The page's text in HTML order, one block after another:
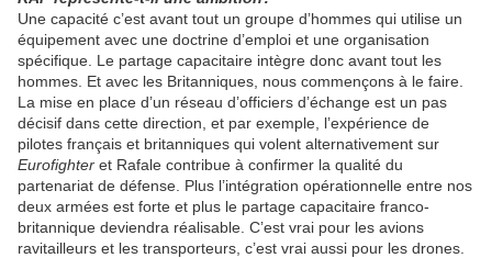
Une capacité c’est avant tout un groupe d’hommes qui utilise un
équipement avec une doctrine d’emploi et une organisation
spécifique. Le partage capacitaire intègre donc avant tout les
hommes. Et avec les Britanniques, nous commençons à le faire.
La mise en place d’un réseau d’officiers d’échange est un pas
décisif dans cette direction, et par exemple, l’expérience de
pilotes français et britanniques qui volent alternativement sur
Eurofighter et Rafale contribue à confirmer la qualité du
partenariat de défense. Plus l’intégration opérationnelle entre nos
deux armées est forte et plus le partage capacitaire franco-
britannique deviendra réalisable. C’est vrai pour les avions
ravitailleurs et les transporteurs, c’est vrai aussi pour les drones.